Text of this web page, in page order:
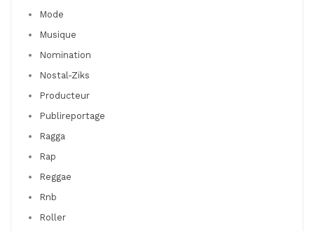
Mode
Musique
Nomination
Nostal-Ziks
Producteur
Publireportage
Ragga
Rap
Reggae
Rnb
Roller